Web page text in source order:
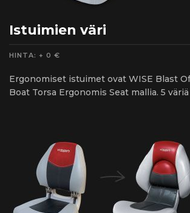
Istuimien väri
HINTA: + 0 €
Ergonomiset istuimet ovat WISE Blast
Boat Torsa Ergonomis Seat mallia. 5